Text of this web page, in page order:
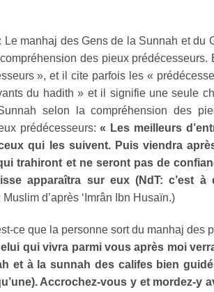
: Le manhaj des Gens de la Sunnah et du
des pieux prédécesseurs.
», et il cite parfois les «
du hadith » et il signifie une seule
selon la compréhension des
prédécesseurs:« Les meilleurs
qui les suivent. Puis viendra
trahiront et ne seront pas de
apparaîtra sur eux (NdT: c’est à
Muslim d’après ‘Imrân Ibn Husaïn.)
ce que la personne sort du manhaj des
qui vivra parmi vous après moi
et à la sunnah des califes bien
Accrochez-vous y et mordez-y